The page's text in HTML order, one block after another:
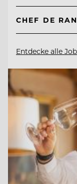
CHEF DE
Entdecke alle